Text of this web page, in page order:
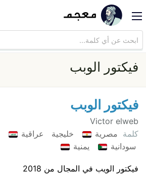
فيكتور الوبب
فيكتور الوبب
Victor elweb
كلمة مصرية خليجية عراقية
سودانية
يمنية
فيكتور الويب في المجال من 2018